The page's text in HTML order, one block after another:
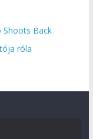
Shoots Back
róla